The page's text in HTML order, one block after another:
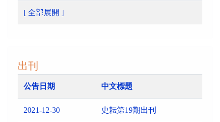
[ 全部展開 ]
出刊
公告日期 中文標題
2021-12-30 史耘第19期出刊